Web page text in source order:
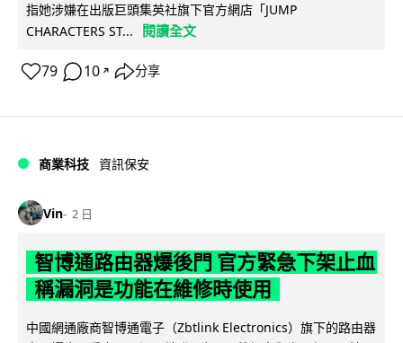
指她涉嫌在出版巨頭集英社旗下官方網店「JUMP
CHARACTERS ST...
閱讀全文
79 10 ↗ 分享
商業科技 資訊保安
Vin 2 日
智博通路由器爆後門 官方緊急下架止血
稱漏洞是功能在維修時使用
中國網通廠商智博通電子（Zbtlink Electronics）旗下的路由器